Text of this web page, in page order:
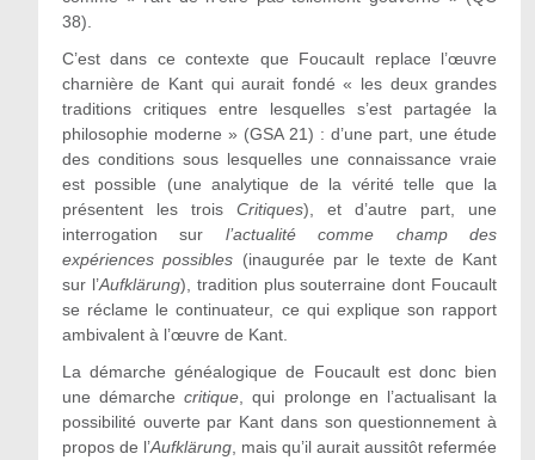
38).
C’est dans ce contexte que Foucault replace l’œuvre
charnière de Kant qui aurait fondé « les deux grandes
traditions critiques entre lesquelles s’est partagée la
philosophie moderne » (GSA 21) : d’une part, une étude
des conditions sous lesquelles une connaissance vraie
est possible (une analytique de la vérité telle que la
présentent les troisCritiques), et d’autre part, une
interrogation sur l’actualité comme champ des
expériences possibles (inaugurée par le texte de Kant
sur l’Aufklärung), tradition plus souterraine dont Foucault
se réclame le continuateur, ce qui explique son rapport
ambivalent à l’œuvre de Kant.
La démarche généalogique de Foucault est donc bien
une démarchecritique , qui prolonge en l’actualisant la
possibilité ouverte par Kant dans son questionnement à
propos de l’Aufklärung , mais qu’il aurait aussitôt refermée